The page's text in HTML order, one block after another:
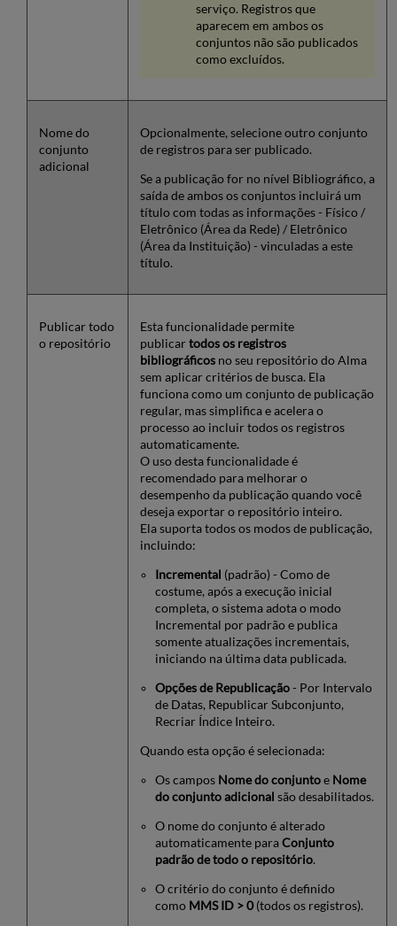
serviço. Registros que
aparecem em ambos os
conjuntos não são publicados
como excluídos.
Nome do
conjunto
adicional
Opcionalmente, selecione outro conjunto
de registros para ser publicado.
Se a publicação for no nível Bibliográfico, a
saída de ambos os conjuntos incluirá um
título com todas as informações - Físico /
Eletrônico (Área da Rede) / Eletrônico
(Área da Instituição) - vinculadas a este
título.
Publicar todo
o repositório
Esta funcionalidade permite
publicartodos os registros
bibliográficosno seu repositório do Alma
sem aplicar critérios de busca. Ela
funciona como um conjunto de publicação
regular, mas simplifica e acelera o
processo ao incluir todos os registros
automaticamente.
O uso desta funcionalidade é
recomendado para melhorar o
desempenho da publicação quando você
deseja exportar o repositório inteiro.
Ela suporta todos os modos de publicação,
incluindo:
Incremental (padrão) - Como de
costume, após a execução inicial
completa, o sistema adota o modo
Incremental por padrão e publica
somente atualizações incrementais,
iniciando na última data publicada.
Opções de Republicação- Por Intervalo
de Datas, Republicar Subconjunto,
Recriar Índice Inteiro.
Quando esta opção é selecionada:
Os campos Nome do conjuntoe Nome
do conjunto adicional são desabilitados.
O nome do conjunto é alterado
automaticamente paraConjunto
padrão de todo o repositório.
O critério do conjunto é definido
como MMS ID > 0(todos os registros).